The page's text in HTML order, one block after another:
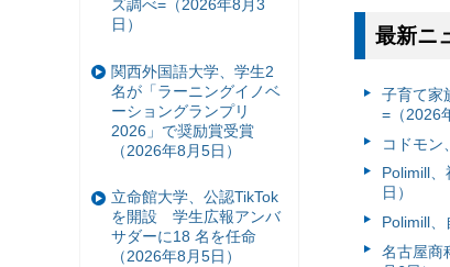
最新ニ
子育て家
=（2026
コドモン
Polimill
日）
Polimill
名古屋商
ズ調べ=（2026年8月3
日）
関西外国語大学、学生2
名が「ラーニングイノベ
ーショングランプリ
2026」で奨励賞受賞
（2026年8月5日）
立命館大学、公認TikTok
を開設 学生広報アンバ
サダーに18 名を任命
（2026年8月5日）